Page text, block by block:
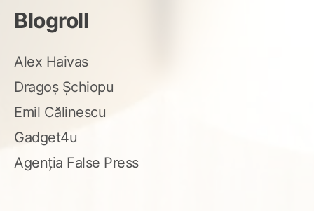
Blogroll
Alex Haivas
Dragoș Șchiopu
Emil Călinescu
Gadget4u
Agenția False Press